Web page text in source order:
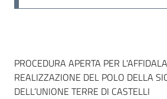
Dati del bando
PROCEDURA APERTA PER
REALIZZAZIONE DEL POLO DELLA
DELL’UNIONE TERRE DI CASTELLI